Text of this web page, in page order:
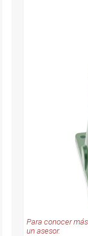
Para conocer
un asesor.